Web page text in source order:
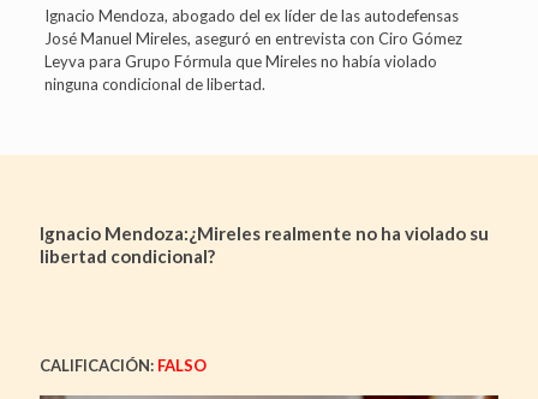
Ignacio Mendoza, abogado del ex líder de las autodefensas
José Manuel Mireles, aseguró en entrevista con Ciro Gómez
Leyva para Grupo Fórmula que Mireles no había violado
ninguna condicional de libertad.
Ignacio Mendoza:¿Mireles realmente no ha violado su
libertad condicional?
CALIFICACIÓN: FALSO